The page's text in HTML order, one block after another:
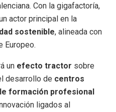
Con la gigafactoría,
actor principal en la
sostenible, alineada con
Europeo.
un efecto tractor sobre
desarrollo de centros
formación profesional
ligados al